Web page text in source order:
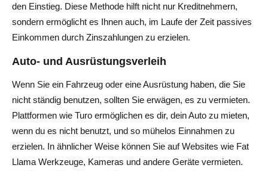
den Einstieg. Diese Methode hilft nicht nur Kreditnehmern,
sondern ermöglicht es Ihnen auch, im Laufe der Zeit passives
Einkommen durch Zinszahlungen zu erzielen.
Auto- und Ausrüstungsverleih
Wenn Sie ein Fahrzeug oder eine Ausrüstung haben, die Sie
nicht ständig benutzen, sollten Sie erwägen, es zu vermieten.
Plattformen wie Turo ermöglichen es dir, dein Auto zu mieten,
wenn du es nicht benutzt, und so mühelos Einnahmen zu
erzielen. In ähnlicher Weise können Sie auf Websites wie Fat
Llama Werkzeuge, Kameras und andere Geräte vermieten.